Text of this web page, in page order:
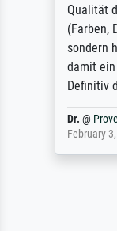
Qualität
(Farben,
sondern
damit ein
Definitiv
Dr.@
February